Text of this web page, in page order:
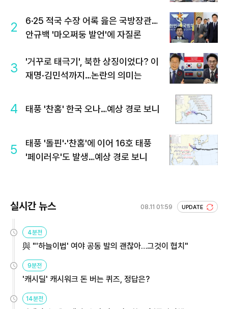
2
6·25 적국 수장 어록 읊은 국방장관…
안규백 '마오쩌둥 발언'에 자질론
3
'거꾸로 태극기', 북한 상징이었다? 이
재명·김민석까지…논란의 의미는
4 태풍 '찬홈' 한국 오나…예상 경로 보니
5
태풍 '돌핀'·'찬홈'에 이어 16호 태풍
'페이러우'도 발생…예상 경로 보니
실시간 뉴스 08.11 01:59 UPDATE
4분전
與 "'하늘이법' 여야 공동 발의 괜찮아…그것이 협치"
9분전
'캐시딜' 캐시워크 돈 버는 퀴즈, 정답은?
14분전